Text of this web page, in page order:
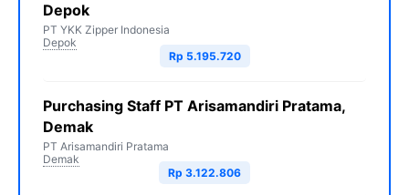
Depok
PT YKK Zipper Indonesia
Depok
Rp 5.195.720
Purchasing Staff PT Arisamandiri Pratama,
Demak
PT Arisamandiri Pratama
Demak
Rp 3.122.806